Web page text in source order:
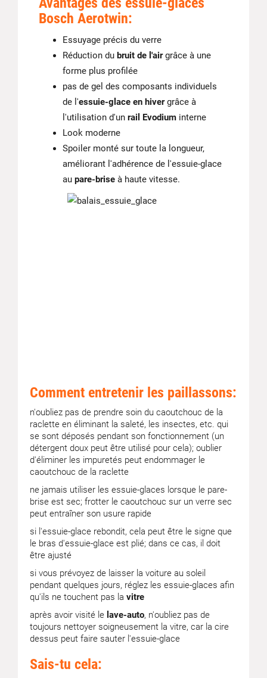
Bosch Aerotwin:
Essuyage précis du verre
Réduction du bruit de l'airgrâce à une
forme plus profilée
pas de gel des composants individuels
de l'essuie-glace en hivergrâce à
l'utilisation d'un rail Evodium interne
Look moderne
Spoiler monté sur toute la longueur,
améliorant l'adhérence de l'essuie-glace
au pare-brise à haute vitesse.
Comment entretenir les paillassons:
n'oubliez pas de prendre soin du caoutchouc de la
raclette en éliminant la saleté, les insectes, etc. qui
se sont déposés pendant son fonctionnement (un
détergent doux peut être utilisé pour cela); oublier
d'éliminer les impuretés peut endommager le
caoutchouc de la raclette
ne jamais utiliser les essuie-glaces lorsque le pare-
brise est sec; frotter le caoutchouc sur un verre sec
peut entraîner son usure rapide
si l'essuie-glace rebondit, cela peut être le signe que
le bras d'essuie-glace est plié; dans ce cas, il doit
être ajusté
si vous prévoyez de laisser la voiture au soleil
pendant quelques jours, réglez les essuie-glaces afin
qu'ils ne touchent pas la vitre
après avoir visité le lave-auto, n'oubliez pas de
toujours nettoyer soigneusement la vitre, car la cire
dessus peut faire sauter l'essuie-glace
Sais-tu cela: